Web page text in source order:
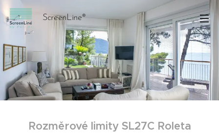
ScreenLine®
Rozměrové limity SL27C Roleta